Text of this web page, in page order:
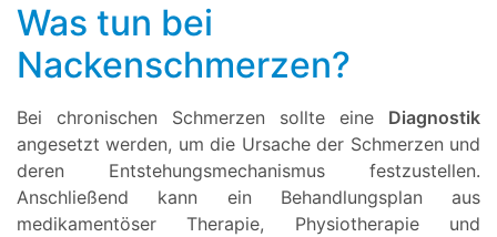
Was tun bei
Nackenschmerzen?
Bei chronischen Schmerzen sollte eine Diagnostik
angesetzt werden, um die Ursache der Schmerzen und
deren Entstehungsmechanismus festzustellen.
Anschließend kann ein Behandlungsplan aus
medikamentöser Therapie, Physiotherapie und